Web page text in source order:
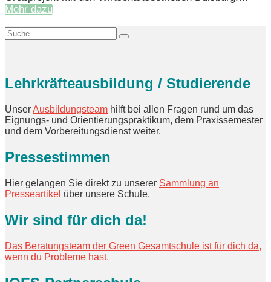
Mehr dazu
Lehrkräfteausbildung / Studierende
UnserAusbildungsteam hilft bei allen Fragen rund um das
Eignungs- und Orientierungspraktikum, dem Praxissemester
und dem Vorbereitungsdienst weiter.
Pressestimmen
Hier gelangen Sie direkt zu unserer Sammlung an
Presseartikel über unsere Schule.
Wir sind für dich da!
Das Beratungsteam der Green Gesamtschule ist für dich da,
wenn du Probleme hast.